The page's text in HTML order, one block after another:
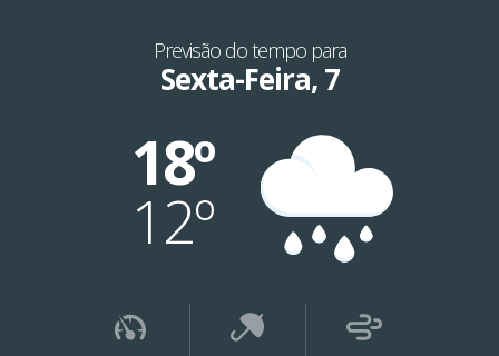
Previsão do tempo para
Sexta-Feira, 7
18º
12º